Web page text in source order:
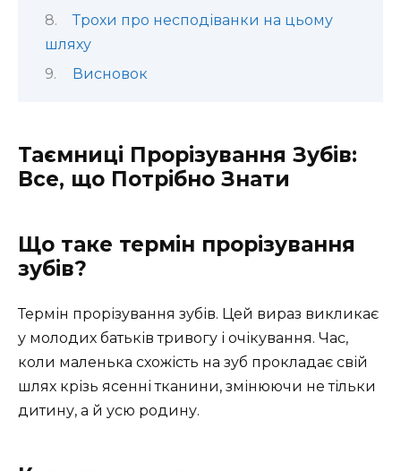
Трохи про несподіванки на цьому
шляху
Висновок
Таємниці Прорізування Зубів:
Все, що Потрібно Знати
Що таке термін прорізування
зубів?
Термін прорізування зубів. Цей вираз викликає
у молодих батьків тривогу і очікування. Час,
коли маленька схожість на зуб прокладає свій
шлях крізь ясенні тканини, змінюючи не тільки
дитину, а й усю родину.